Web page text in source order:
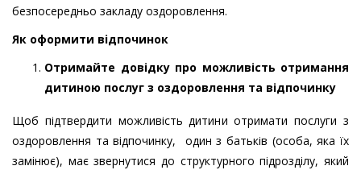
безпосередньо закладу оздоровлення.
Як оформити відпочинок
Отримайте довідку про можливість отримання
дитиною послуг з оздоровлення та відпочинку
Щоб підтвердити можливість дитини отримати послуги з
оздоровлення та відпочинку, один з батьків (особа, яка їх
замінює), має звернутися до структурного підрозділу, який